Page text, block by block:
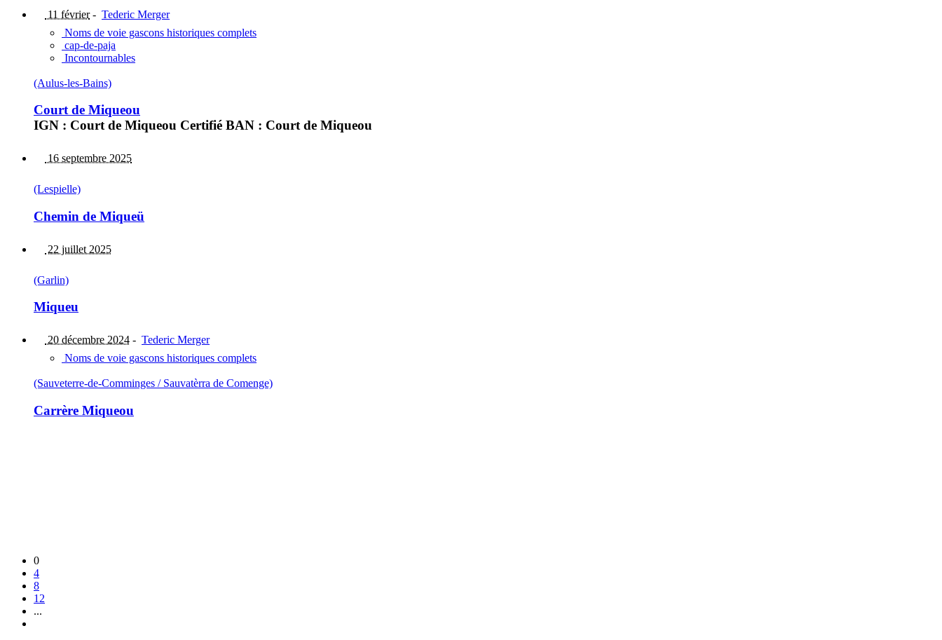
11 février- Tederic Merger
Noms de voie gascons historiques complets
cap-de-paja
Incontournables
(Aulus-les-Bains)
Court de Miqueou
IGN : Court de Miqueou Certifié BAN : Court de Miqueou
16 septembre 2025
(Lespielle)
Chemin de Miqueü
22 juillet 2025
(Garlin)
Miqueu
20 décembre 2024 - Tederic Merger
Noms de voie gascons historiques complets
(Sauveterre-de-Comminges / Sauvatèrra de Comenge)
Carrère Miqueou
0
4
8
12
...